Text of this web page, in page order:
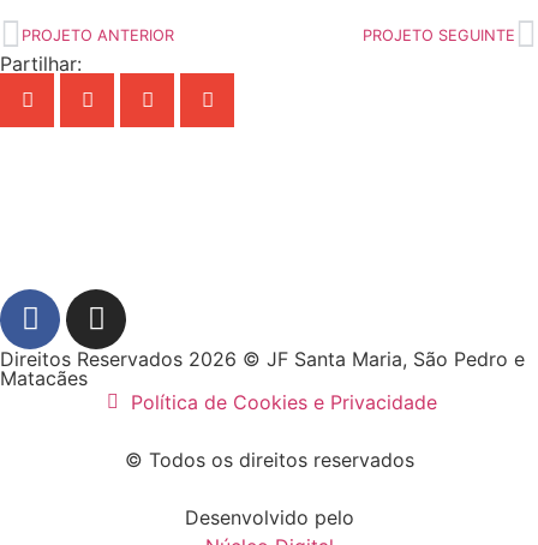
PROJETO ANTERIOR PROJETO SEGUINTE
Partilhar:
Direitos Reservados 2026 © JF Santa Maria, São Pedro e
Matacães
Política de Cookies e Privacidade
© Todos os direitos reservados
Desenvolvido pelo